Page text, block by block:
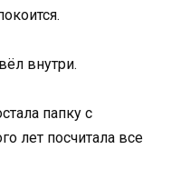
внутри.
папку с
лет посчитала все